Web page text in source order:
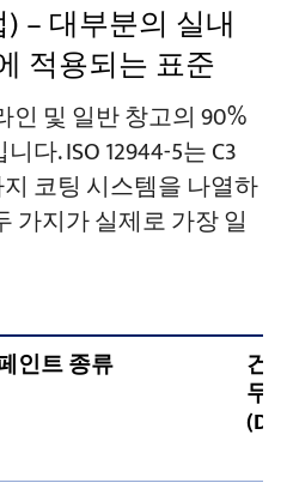
– 대부분의 실내
적용되는 표준
인 및 일반 창고의 90%
다. ISO 12944-5는 C3
코팅 시스템을 나열하
가지가 실제로 가장 일
인트 종류 건
두